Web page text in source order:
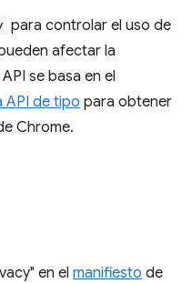
para controlar el uso de
afectar la
se basa en el
API de tipo para obtener
Chrome.
en el manifiesto de